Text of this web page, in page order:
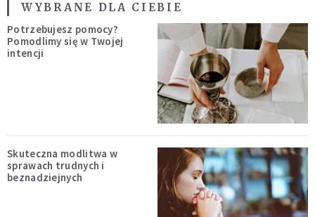
WYBRANE DLA CIEBIE
Potrzebujesz pomocy?
Pomodlimy się w Twojej
intencji
Skuteczna modlitwa w
sprawach trudnych i
beznadziejnych